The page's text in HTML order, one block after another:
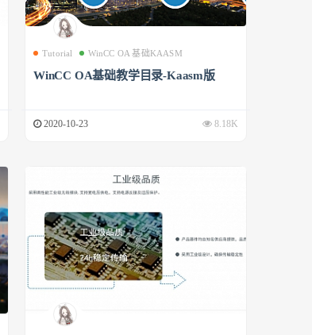
Tutorial WinCC OA 基础KAASM
WinCC OA基础教学目录-Kaasm版
2020-10-23 8.18K